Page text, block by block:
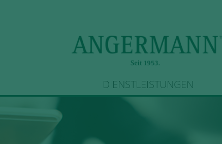
DIENSTLEISTUNGEN